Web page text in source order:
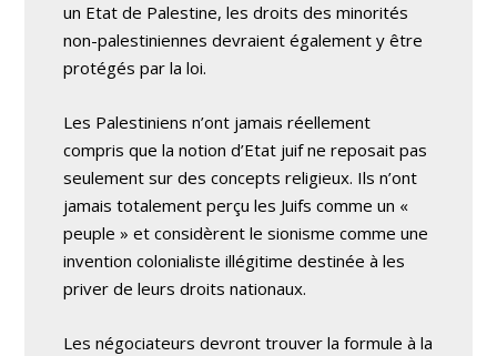
un Etat de Palestine, les droits des minorités
non-palestiniennes devraient également y être
protégés par la loi.
Les Palestiniens n’ont jamais réellement
compris que la notion d’Etat juif ne reposait pas
seulement sur des concepts religieux. Ils n’ont
jamais totalement perçu les Juifs comme un «
peuple » et considèrent le sionisme comme une
invention colonialiste illégitime destinée à les
priver de leurs droits nationaux.
Les négociateurs devront trouver la formule à la